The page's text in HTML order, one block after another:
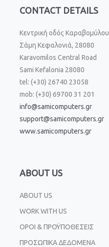
CONTACT DETAILS
Κεντρική οδός Καραβομύλου
Σάμη Κεφαλονιά, 28080
Karavomilos Central Road
Sami Kefalonia 28080
tel: (+30) 26740 23058
mob: (+30) 69700 31 201
info@samicomputers.gr
support@samicomputers.gr
www.samicomputers.gr
ABOUT US
ABOUT US
WORK WITH US
ΟΡΟΙ & ΠΡΟΫΠΟΘΕΣΕΙΣ
ΠΡΟΣΩΠΙΚΑ ΔΕΔΟΜΕΝΑ